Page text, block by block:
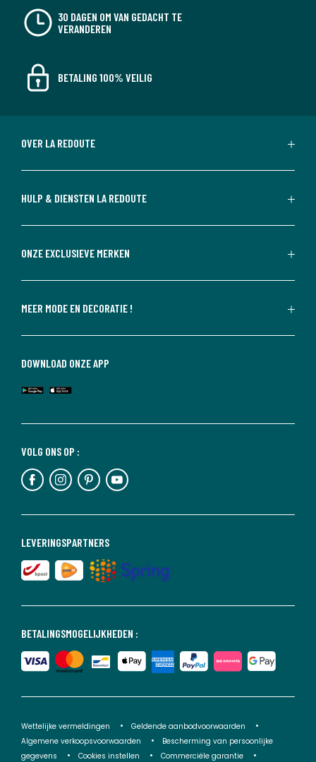
30 DAGEN OM VAN GEDACHT TE
VERANDEREN
BETALING 100% VEILIG
OVER LA REDOUTE
HULP & DIENSTEN LA REDOUTE
ONZE EXCLUSIEVE MERKEN
MEER MODE EN DECORATIE !
BETALINGSMOGELIJKHEDEN :
LEVERINGSPARTNERS
VOLG ONS OP :
DOWNLOAD ONZE APP
Wettelijke vermeldingen
Geldende aanbodvoorwaarden
Algemene verkoopsvoorwaarden
Bescherming van persoonlijke
gegevens
Cookies instellen Commerciële garantie